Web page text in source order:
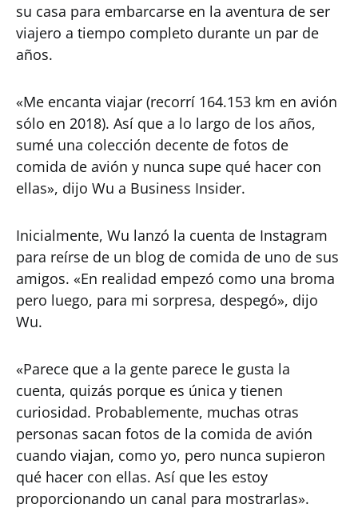
su casa para embarcarse en la aventura de ser
viajero a tiempo completo durante un par de
años.
«Me encanta viajar (recorrí 164.153 km en avión
sólo en 2018). Así que a lo largo de los años,
sumé una colección decente de fotos de
comida de avión y nunca supe qué hacer con
ellas», dijo Wu a Business Insider.
Inicialmente, Wu lanzó la cuenta de Instagram
para reírse de un blog de comida de uno de sus
amigos. «En realidad empezó como una broma
pero luego, para mi sorpresa, despegó», dijo
Wu.
«Parece que a la gente parece le gusta la
cuenta, quizás porque es única y tienen
curiosidad. Probablemente, muchas otras
personas sacan fotos de la comida de avión
cuando viajan, como yo, pero nunca supieron
qué hacer con ellas. Así que les estoy
proporcionando un canal para mostrarlas».